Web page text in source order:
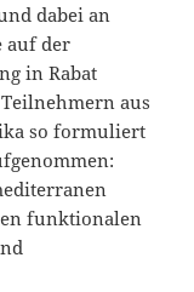
dabei an
auf der
in Rabat
aus
so formuliert
funktionalen